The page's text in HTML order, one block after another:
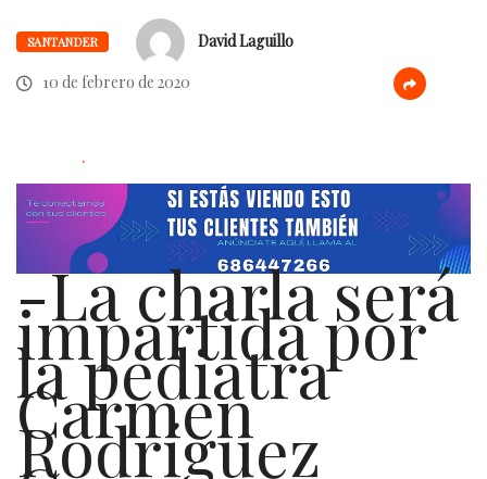
SANTANDER
David Laguillo
10 de febrero de 2020
.
-La charla será
impartida por
la pediatra
Carmen
Rodríguez